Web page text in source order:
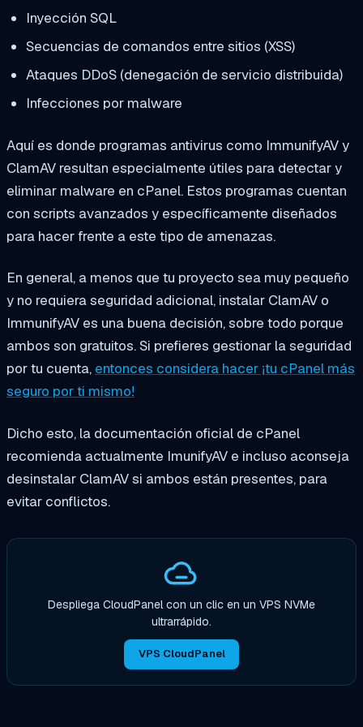
Inyección SQL
Secuencias de comandos entre sitios (XSS)
Ataques DDoS (denegación de servicio distribuida)
Infecciones por malware
Aquí es donde programas antivirus como ImmunifyAV y
ClamAV resultan especialmente útiles para detectar y
eliminar malware en cPanel. Estos programas cuentan
con scripts avanzados y específicamente diseñados
para hacer frente a este tipo de amenazas.
En general, a menos que tu proyecto sea muy pequeño
y no requiera seguridad adicional, instalar ClamAV o
ImmunifyAV es una buena decisión, sobre todo porque
ambos son gratuitos. Si prefieres gestionar la seguridad
por tu cuenta, entonces considera hacer ¡tu cPanel más
seguro por ti mismo!
Dicho esto, la documentación oficial de cPanel
recomienda actualmente ImunifyAV e incluso aconseja
desinstalar ClamAV si ambos están presentes, para
evitar conflictos.
Despliega CloudPanel con un clic en un VPS NVMe
ultrarrápido.
VPS CloudPanel